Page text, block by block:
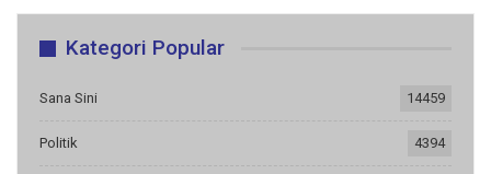
Kategori Popular
Sana Sini 14459
Politik 4394